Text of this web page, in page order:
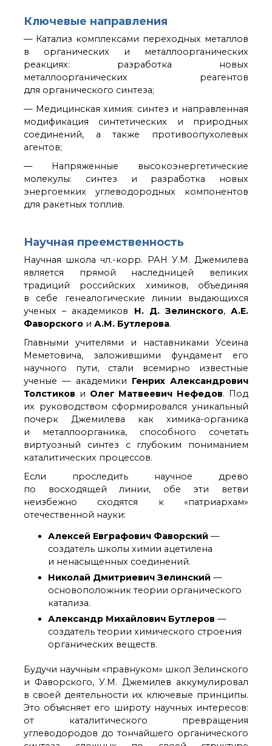
советов
Новые лаборатории
Институт в СМИ
Конкурсы, премии
Конкурсы вакантных
должностей
История ВХК РАН
Преподавательский
Достижения
Почтовый сервер
ЯМР-центр ИОХ РАН
Ключевые направления
— Катализ комплексами переходных металлов
в органических и металлоорганических
реакциях: разработка новых
металлоорганических реагентов
для органического синтеза;
— Медицинская химия: синтез и направленная
модификация синтетических и природных
соединений, а также противоопухолевых
агентов;
— Напряженные высокоэнергетические
молекулы: синтез и разработка новых
энергоемких углеводородных компонентов
для ракетных топлив.
Научная преемственность
Научная школа чл.-корр. РАН У.М. Джемилева
является прямой наследницей великих
традиций российских химиков, объединяя
в себе генеалогические линии выдающихся
ученых – академиков Н. Д. Зелинского,А.Е.
Фаворского и А.М. Бутлерова.
Главными учителями и наставниками Усеина
Меметовича, заложившими фундамент его
научного пути, стали всемирно известные
ученые — академики Генрих Александрович
Толстиков и Олег Матвеевич Нефедов. Под
их руководством сформировался уникальный
почерк Джемилева как химика-органика
и металлоорганика, способного сочетать
виртуозный синтез с глубоким пониманием
каталитических процессов.
Если проследить научное древо
по восходящей линии, обе эти ветви
неизбежно сходятся к «патриархам»
отечественной науки:
Алексей Евграфович Фаворский —
создатель школы химии ацетилена
и ненасыщенных соединений.
Николай Дмитриевич Зелинский —
основоположник теории органического
катализа.
Александр Михайлович Бутлеров —
создатель теории химического строения
органических веществ.
Будучи научным «правнуком» школ Зелинского
и Фаворского, У.М. Джемилев аккумулировал
в своей деятельности их ключевые принципы.
Это объясняет его широту научных интересов:
от каталитического превращения
углеводородов до тончайшего органического